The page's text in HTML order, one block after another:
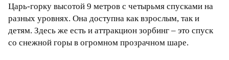
Царь-горку высотой 9 метров с четырьмя спусками на
разных уровнях. Она доступна как взрослым, так и
детям. Здесь же есть и аттракцион зорбинг – это спуск
со снежной горы в огромном прозрачном шаре.